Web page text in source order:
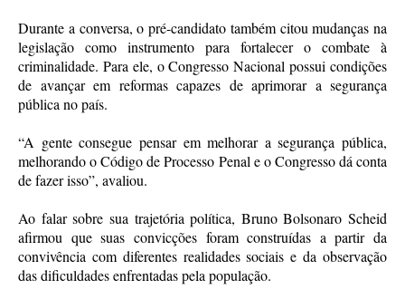
Durante a conversa, o pré-candidato também citou mudanças na
legislação como instrumento para fortalecer o combate à
criminalidade. Para ele, o Congresso Nacional possui condições
de avançar em reformas capazes de aprimorar a segurança
pública no país.
“A gente consegue pensar em melhorar a segurança pública,
melhorando o Código de Processo Penal e o Congresso dá conta
de fazer isso”, avaliou.
Ao falar sobre sua trajetória política, Bruno Bolsonaro Scheid
afirmou que suas convicções foram construídas a partir da
convivência com diferentes realidades sociais e da observação
das dificuldades enfrentadas pela população.